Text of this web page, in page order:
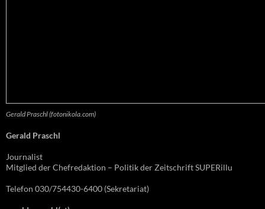
Gerald Praschl (fotonikola.com)
Gerald Praschl
Journalist
Mitglied der Chefredaktion – Politik der Zeitschrift SUPERillu
Telefon 030/754430-6400 (Sekretariat)